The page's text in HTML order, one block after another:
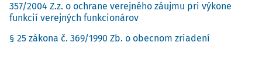
357/2004 Z.z. o ochrane verejného záujmu pri výkone
funkcií verejných funkcionárov
§ 25 zákona č. 369/1990 Zb. o obecnom zriadení